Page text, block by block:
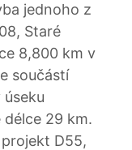
jednoho z
Staré
8,800 km v
součástí
délce 29 km.
D55,